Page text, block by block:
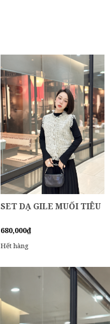
SET DẠ GILE MUỐI TIÊU
680,000₫
Hết hàng